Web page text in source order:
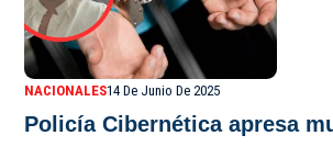
NACIONALES14 De Junio De 2025
Policía Cibernética apresa